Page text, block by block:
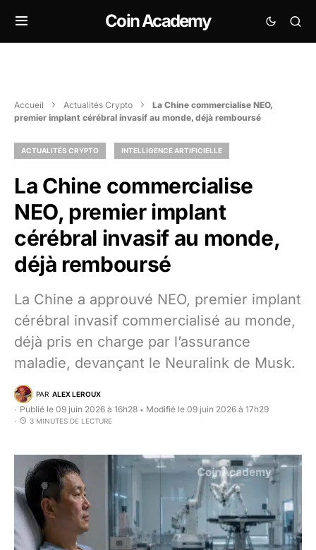
Coin Academy
Accueil Actualités Crypto
La Chine commercialise NEO,
premier implant cérébral invasif au monde, déjà remboursé
ACTUALITÉS CRYPTO INTELLIGENCE ARTIFICIELLE
La Chine commercialise
NEO, premier implant
cérébral invasif au monde,
déjà remboursé
La Chine a approuvé NEO, premier implant
cérébral invasif commercialisé au monde,
déjà pris en charge par l’assurance
maladie, devançant le Neuralink de Musk.
PAR ALEX LEROUX
Publié le 09 juin 2026 à 16h28 • Modifié le 09 juin 2026 à 17h29
3 MINUTES DE LECTURE